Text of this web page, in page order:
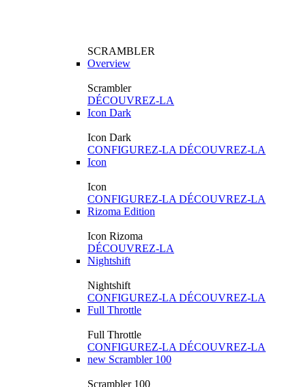
SCRAMBLER
Overview
Scrambler
DÉCOUVREZ-LA
Icon Dark
Icon Dark
CONFIGUREZ-LA DÉCOUVREZ-LA
Icon
Icon
CONFIGUREZ-LA DÉCOUVREZ-LA
Rizoma Edition
Icon Rizoma
DÉCOUVREZ-LA
Nightshift
Nightshift
CONFIGUREZ-LA DÉCOUVREZ-LA
Full Throttle
Full Throttle
CONFIGUREZ-LA DÉCOUVREZ-LA
new Scrambler 100
Scrambler 100